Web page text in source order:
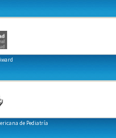
de Pediatría